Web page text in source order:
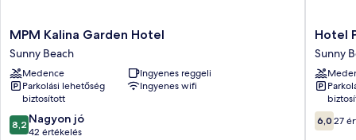
MPM
Kalina
Garden
Hotel
Sunny
Beach
MPM Kalina Garden Hotel
Sunny Beach
Medence
Ingyenes reggeli
Parkolási lehetőség
biztosított
Ingyenes wifi
8.2
ennyiből:
8,2 Nagyon jó
42 értékelés
Hotel
Pomorie
Sun
Sunny
Beach
Hotel
Sunny
6.0
6,0 27